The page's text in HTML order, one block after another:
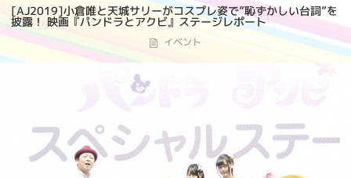
[AJ2019]小倉唯と天城サリーがコスプレ姿で”恥ずかしい台詞”を
披露！ 映画『パンドラとアクビ』ステージレポート
イベント